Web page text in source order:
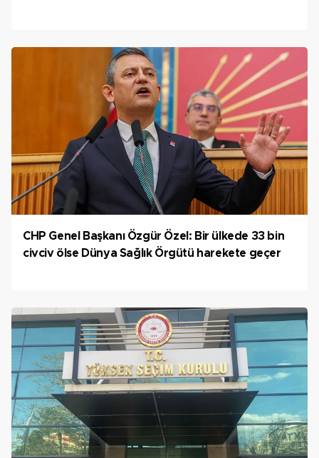
CHP Genel Başkanı Özgür Özel: Bir ülkede 33 bin
civciv ölse Dünya Sağlık Örgütü harekete geçer